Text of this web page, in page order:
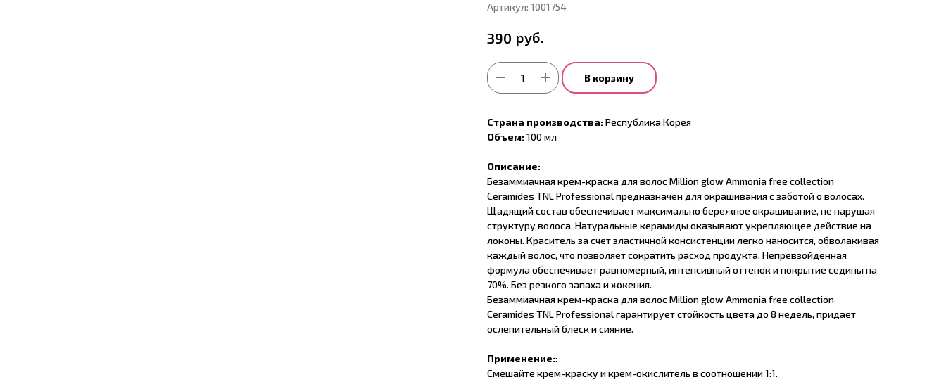
Артикул: 1001754
390 руб.
В корзину
Страна производства:Республика Корея
Объем:100 мл
Описание:
Безаммиачная крем-краска для волос Million glow Ammonia free collection
Ceramides TNL Professional предназначен для окрашивания с заботой о волосах.
Щадящий состав обеспечивает максимально бережное окрашивание, не нарушая
структуру волоса. Натуральные керамиды оказывают укрепляющее действие на
локоны. Краситель за счет эластичной консистенции легко наносится, обволакивая
каждый волос, что позволяет сократить расход продукта. Непревзойденная
формула обеспечивает равномерный, интенсивный оттенок и покрытие седины на
70%. Без резкого запаха и жжения.
Безаммиачная крем-краска для волос Million glow Ammonia free collection
Ceramides TNL Professional гарантирует стойкость цвета до 8 недель, придает
ослепительный блеск и сияние.
Применение::
Смешайте крем-краску и крем-окислитель в соотношении 1:1.